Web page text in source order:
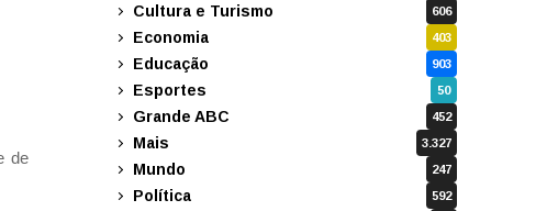
de
Cultura e Turismo 606
Economia 403
Educação 903
Esportes 50
Grande ABC 452
Mais 3.327
Mundo 247
Política 592